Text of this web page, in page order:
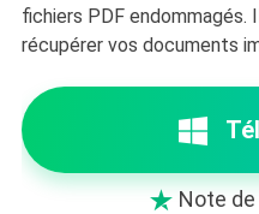
fichiers PDF
récupérer vos documents
 Note